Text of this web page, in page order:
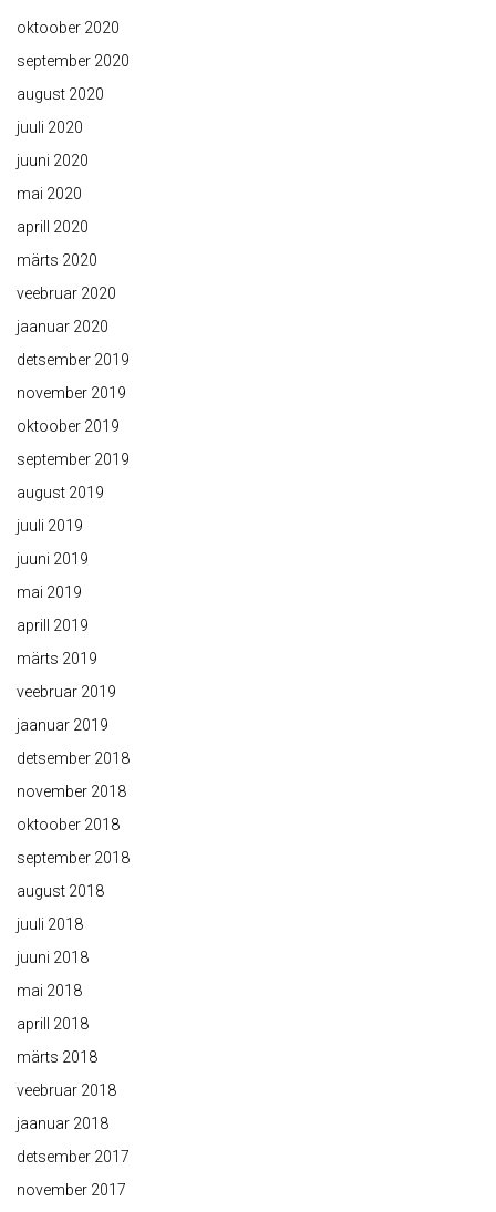
oktoober 2020
september 2020
august 2020
juuli 2020
juuni 2020
mai 2020
aprill 2020
märts 2020
veebruar 2020
jaanuar 2020
detsember 2019
november 2019
oktoober 2019
september 2019
august 2019
juuli 2019
juuni 2019
mai 2019
aprill 2019
märts 2019
veebruar 2019
jaanuar 2019
detsember 2018
november 2018
oktoober 2018
september 2018
august 2018
juuli 2018
juuni 2018
mai 2018
aprill 2018
märts 2018
veebruar 2018
jaanuar 2018
detsember 2017
november 2017